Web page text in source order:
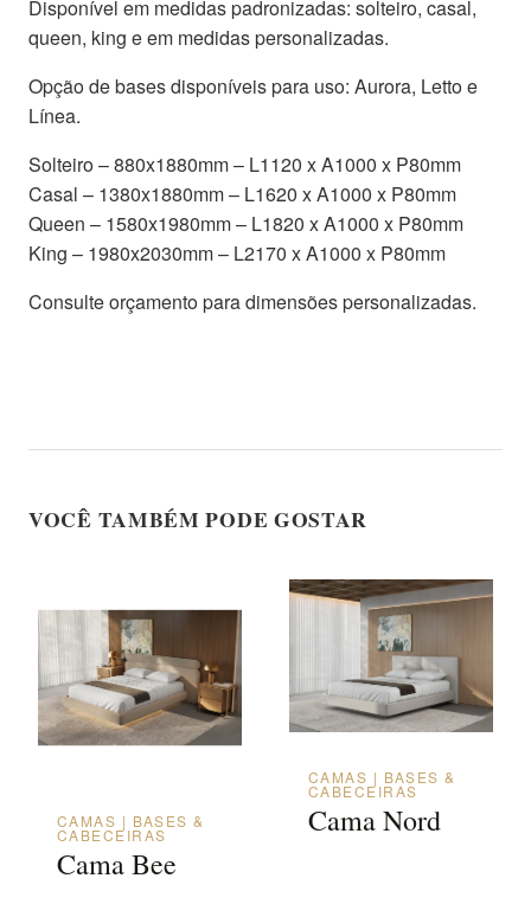
Disponível em medidas padronizadas: solteiro, casal,
queen, king e em medidas personalizadas.
Opção de bases disponíveis para uso: Aurora, Letto e
Línea.
Solteiro – 880x1880mm – L1120 x A1000 x P80mm
Casal – 1380x1880mm – L1620 x A1000 x P80mm
Queen – 1580x1980mm – L1820 x A1000 x P80mm
King – 1980x2030mm – L2170 x A1000 x P80mm
Consulte orçamento para dimensões personalizadas.
VOCÊ TAMBÉM PODE GOSTAR
CAMAS | BASES &
CABECEIRAS
Cama Bee
CAMAS | BASES &
CABECEIRAS
Cama Nord